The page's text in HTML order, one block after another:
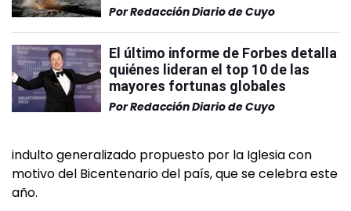
PorRedacción Diario de Cuyo
El último informe de Forbes detalla
quiénes lideran el top 10 de las
mayores fortunas globales
PorRedacción Diario de Cuyo
indulto generalizado propuesto por la Iglesia con
motivo del Bicentenario del país, que se celebra este
año.